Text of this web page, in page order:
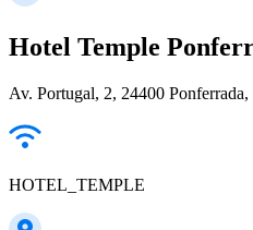
Hotel Temple
Av. Portugal, 2, 24400
HOTEL_TEMPLE